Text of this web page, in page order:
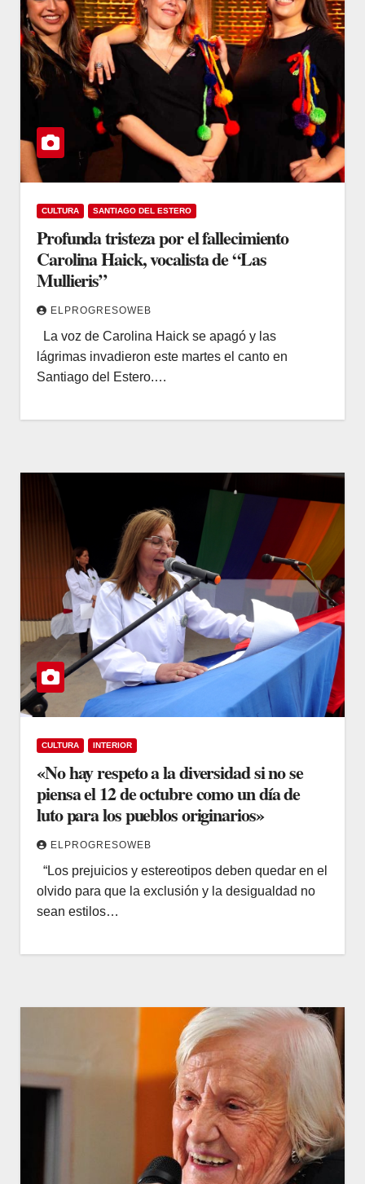
CULTURA SANTIAGO DEL ESTERO
Profunda tristeza por el fallecimiento
Carolina Haick, vocalista de “Las
Mullieris”
ELPROGRESOWEB
La voz de Carolina Haick se apagó y las
lágrimas invadieron este martes el canto en
Santiago del Estero.…
CULTURA INTERIOR
«No hay respeto a la diversidad si no se
piensa el 12 de octubre como un día de
luto para los pueblos originarios»
ELPROGRESOWEB
“Los prejuicios y estereotipos deben quedar en el
olvido para que la exclusión y la desigualdad no
sean estilos…